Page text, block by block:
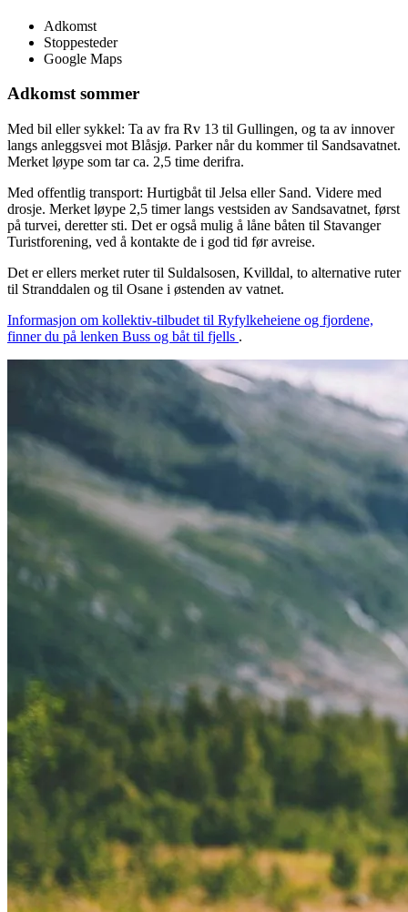
Adkomst
Stoppesteder
Google Maps
Adkomst sommer
Med bil eller sykkel: Ta av fra Rv 13 til Gullingen, og ta av innover
langs anleggsvei mot Blåsjø. Parker når du kommer til Sandsavatnet.
Merket løype som tar ca. 2,5 time derifra.
Med offentlig transport: Hurtigbåt til Jelsa eller Sand. Videre med
drosje. Merket løype 2,5 timer langs vestsiden av Sandsavatnet, først
på turvei, deretter sti. Det er også mulig å låne båten til Stavanger
Turistforening, ved å kontakte de i god tid før avreise.
Det er ellers merket ruter til Suldalsosen, Kvilldal, to alternative ruter
til Stranddalen og til Osane i østenden av vatnet.
Informasjon om kollektiv-tilbudet til Ryfylkeheiene og fjordene,
finner du på lenken Buss og båt til fjells .